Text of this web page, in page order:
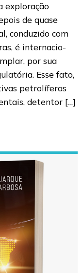
exploração
de quase
conduzido com
é internacio-
por sua
Esse fato,
petrolíferas
detentor […]